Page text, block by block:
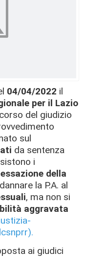
04/04/2022 il
per il Lazio
del giudizio
sul
da sentenza
i
della
la P.A. al
, ma non si
aggravata
ai giudici